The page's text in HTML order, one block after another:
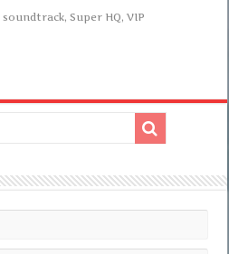
soundtrack,Super HQ,VIP